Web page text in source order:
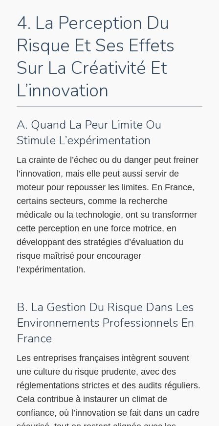
4. La Perception Du
Risque Et Ses Effets
Sur La Créativité Et
L’innovation
A. Quand La Peur Limite Ou
Stimule L’expérimentation
La crainte de l’échec ou du danger peut freiner
l’innovation, mais elle peut aussi servir de
moteur pour repousser les limites. En France,
certains secteurs, comme la recherche
médicale ou la technologie, ont su transformer
cette perception en une force motrice, en
développant des stratégies d’évaluation du
risque maîtrisé pour encourager
l’expérimentation.
B. La Gestion Du Risque Dans Les
Environnements Professionnels En
France
Les entreprises françaises intègrent souvent
une culture du risque prudente, avec des
réglementations strictes et des audits réguliers.
Cela contribue à instaurer un climat de
confiance, où l’innovation se fait dans un cadre